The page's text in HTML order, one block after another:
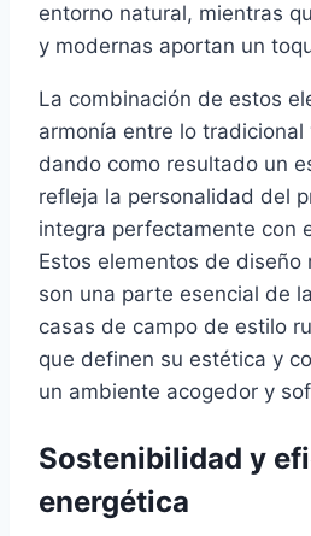
entorno natural, mientras
y modernas aportan un
La combinación de estos
armonía entre lo tradicional
dando como resultado un
refleja la personalidad del
integra perfectamente con
Estos elementos de diseño
son una parte esencial de
casas de campo de estilo
que definen su estética y
un ambiente acogedor y
Sostenibilidad y
energética